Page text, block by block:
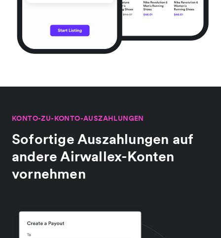
KONTO-ZU-KONTO-AUSZAHLUNGEN
Sofortige Auszahlungen auf
andere Airwallex-Konten
vornehmen